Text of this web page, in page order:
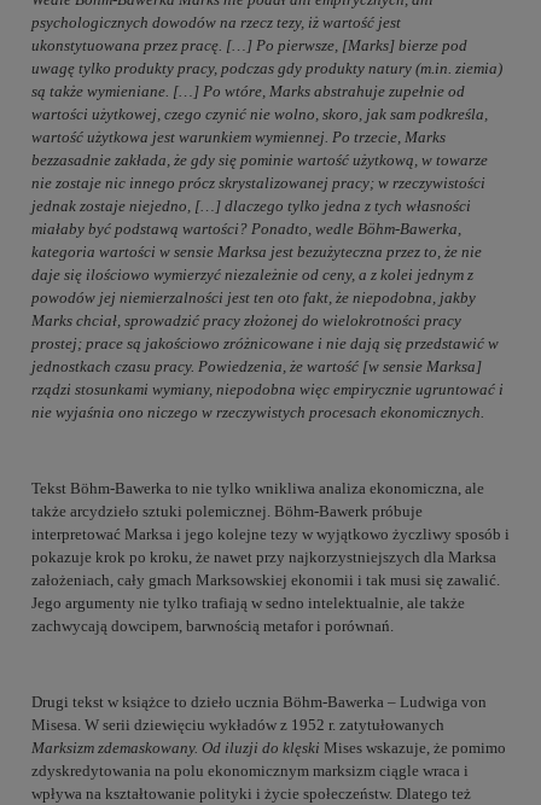
psychologicznych dowodów na rzecz tezy, iż wartość jest
ukonstytuowana przez pracę. […] Po pierwsze, [Marks] bierze pod
uwagę tylko produkty pracy, podczas gdy produkty natury (m.in. ziemia)
są także wymieniane. […] Po wtóre, Marks abstrahuje zupełnie od
wartości użytkowej, czego czynić nie wolno, skoro, jak sam podkreśla,
wartość użytkowa jest warunkiem wymiennej. Po trzecie, Marks
bezzasadnie zakłada, że gdy się pominie wartość użytkową, w towarze
nie zostaje nic innego prócz skrystalizowanej pracy; w rzeczywistości
jednak zostaje niejedno, […] dlaczego tylko jedna z tych własności
miałaby być podstawą wartości? Ponadto, wedle Böhm-Bawerka,
kategoria wartości w sensie Marksa jest bezużyteczna przez to, że nie
daje się ilościowo wymierzyć niezależnie od ceny, a z kolei jednym z
powodów jej niemierzalności jest ten oto fakt, że niepodobna, jakby
Marks chciał, sprowadzić pracy złożonej do wielokrotności pracy
prostej; prace są jakościowo zróżnicowane i nie dają się przedstawić w
jednostkach czasu pracy. Powiedzenia, że wartość [w sensie Marksa]
rządzi stosunkami wymiany, niepodobna więc empirycznie ugruntować i
nie wyjaśnia ono niczego w rzeczywistych procesach ekonomicznych.
Tekst Böhm-Bawerka to nie tylko wnikliwa analiza ekonomiczna, ale
także arcydzieło sztuki polemicznej. Böhm-Bawerk próbuje
interpretować Marksa i jego kolejne tezy w wyjątkowo życzliwy sposób i
pokazuje krok po kroku, że nawet przy najkorzystniejszych dla Marksa
założeniach, cały gmach Marksowskiej ekonomii i tak musi się zawalić.
Jego argumenty nie tylko trafiają w sedno intelektualnie, ale także
zachwycają dowcipem, barwnością metafor i porównań.
Drugi tekst w książce to dzieło ucznia Böhm-Bawerka – Ludwiga von
Misesa. W serii dziewięciu wykładów z 1952 r. zatytułowanych
Marksizm zdemaskowany. Od iluzji do klęski Mises wskazuje, że pomimo
zdyskredytowania na polu ekonomicznym marksizm ciągle wraca i
wpływa na kształtowanie polityki i życie społeczeństw. Dlatego też